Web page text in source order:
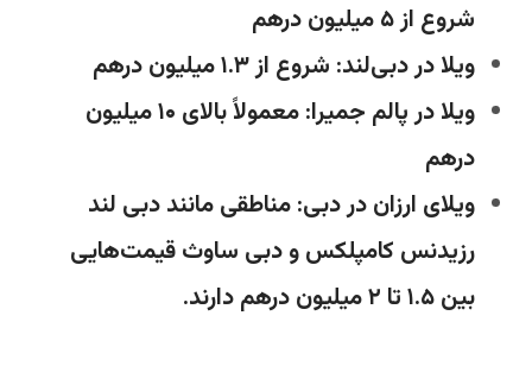
شروع از ۵ میلیون درهم
ویلا در دبی‌لند: شروع از ۱.۳ میلیون درهم
ویلا در پالم جمیرا: معمولاً بالای ۱۰ میلیون
درهم
ویلای ارزان در دبی: مناطقی مانند دبی لند
رزیدنس کامپلکس و دبی ساوث قیمت‌هایی
بین ۱.۵ تا ۲ میلیون درهم دارند.